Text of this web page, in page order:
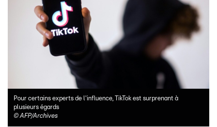
Pour certains experts de l'influence, TikTok est surprenant à
plusieurs égards
©AFP/Archives